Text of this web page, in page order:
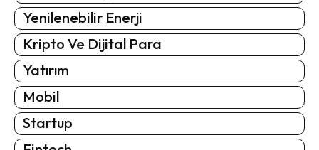
Yenilenebilir Enerji
Kripto Ve Dijital Para
Yatırım
Mobil
Startup